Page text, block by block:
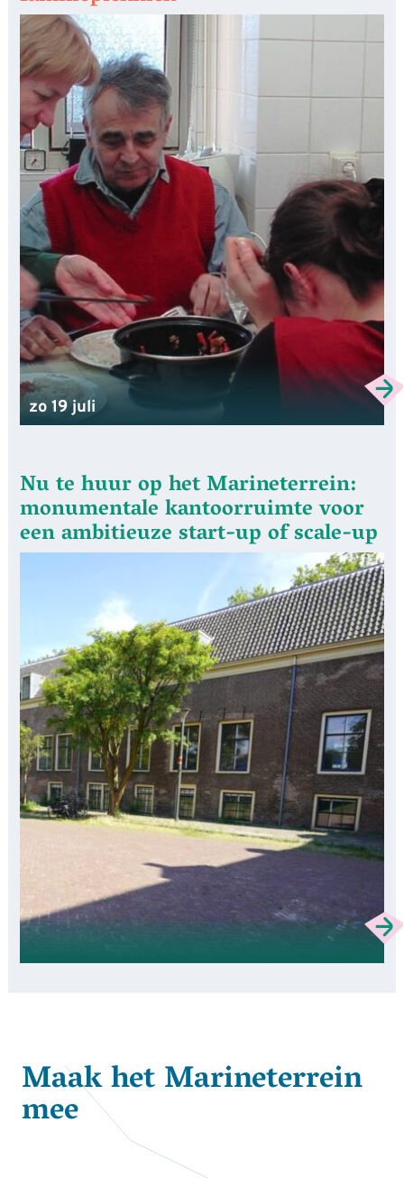
zo 19 juli
Nu te huur op het Marineterrein:
monumentale kantoorruimte voor
een ambitieuze start-up of scale-up
Maak het Marineterrein
mee